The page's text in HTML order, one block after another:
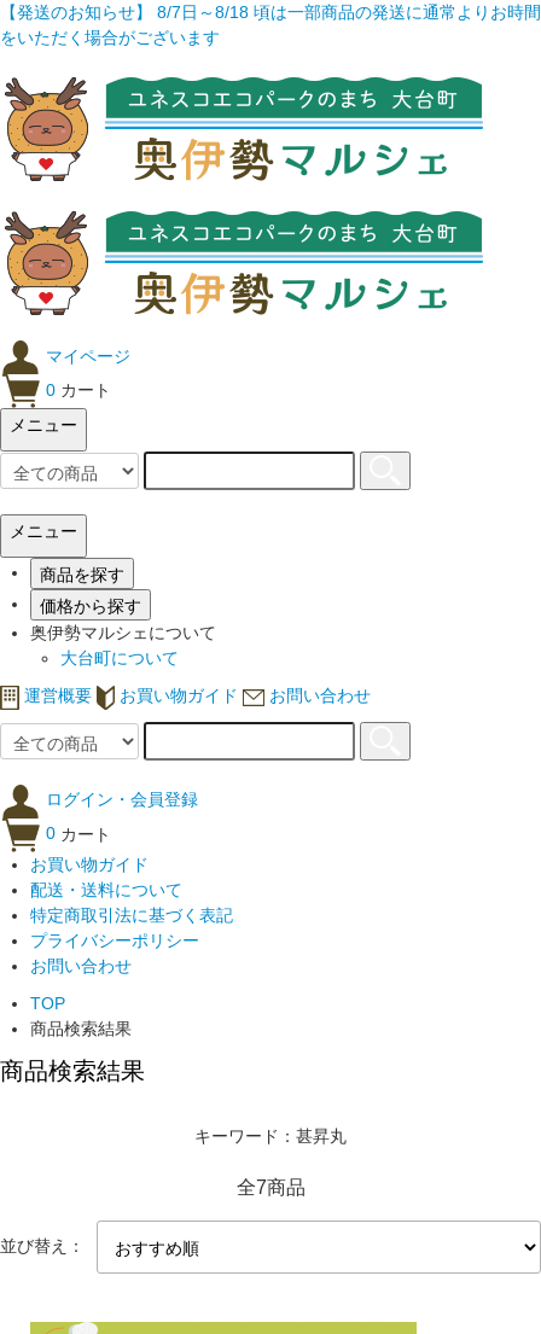
【発送のお知らせ】 8/7日～8/18 頃は一部商品の発送に通常よりお時間
をいただく場合がございます
マイページ
0 カート
メニュー
メニュー
商品を探す
価格から探す
奥伊勢マルシェについて
大台町について
運営概要
お買い物ガイド お問い合わせ
ログイン・会員登録
0 カート
お買い物ガイド
配送・送料について
特定商取引法に基づく表記
プライバシーポリシー
お問い合わせ
TOP
商品検索結果
商品検索結果
キーワード：甚昇丸
全7商品
並び替え：